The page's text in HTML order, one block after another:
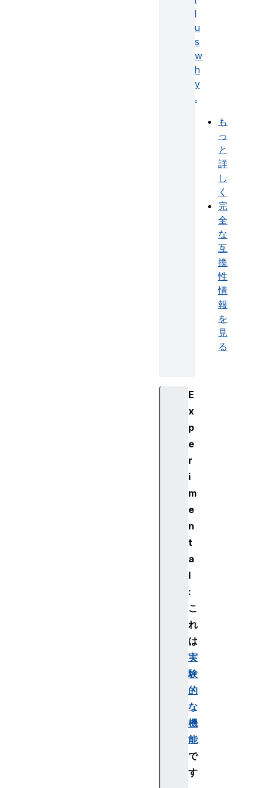
l
u
s
w
h
y
.
も
っ
と
詳
し
く
完
全
な
互
換
性
情
報
を
見
る
E
x
p
e
r
i
m
e
n
t
a
l
:
こ
れ
は
実
験
的
な
機
能
で
す